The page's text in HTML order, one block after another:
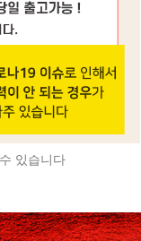
있습니다